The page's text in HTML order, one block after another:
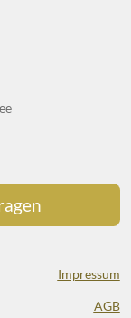
Impressum
AGB